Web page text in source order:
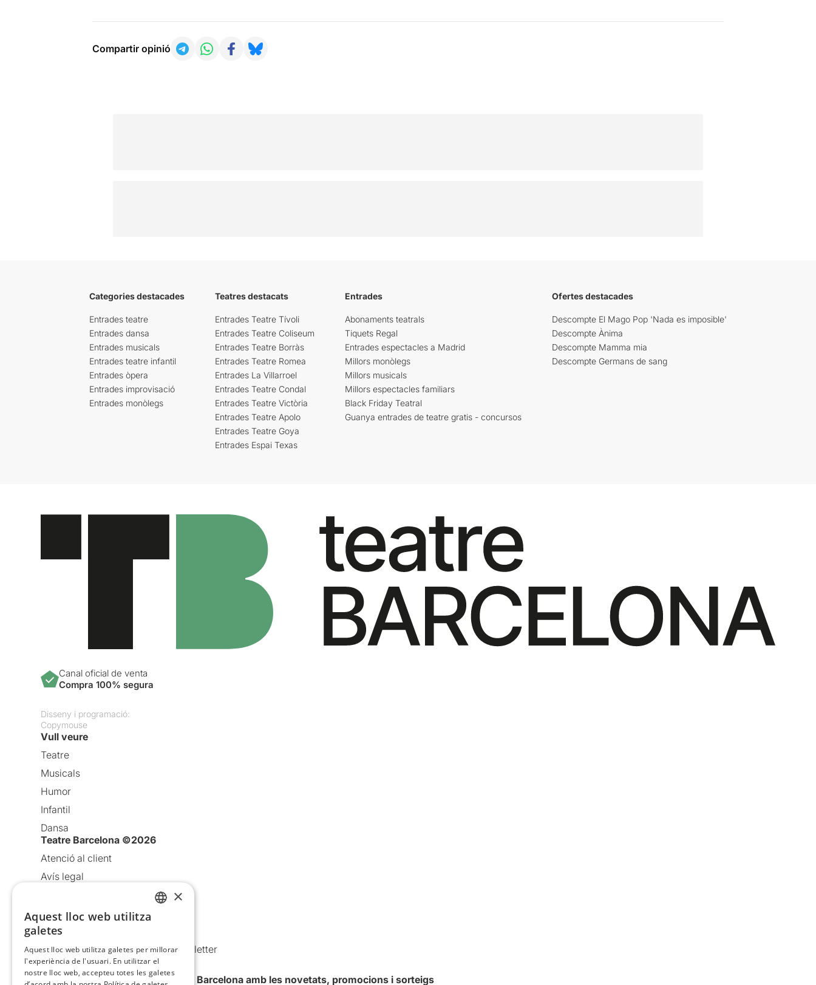
Compartir opinió
Categories destacades
Entrades teatre
Entrades dansa
Entrades musicals
Entrades teatre infantil
Entrades òpera
Entrades improvisació
Entrades monòlegs
Teatres destacats
Entrades Teatre Tívoli
Entrades Teatre Coliseum
Entrades Teatre Borràs
Entrades Teatre Romea
Entrades La Villarroel
Entrades Teatre Condal
Entrades Teatre Victòria
Entrades Teatre Apolo
Entrades Teatre Goya
Entrades Espai Texas
Entrades
Abonaments teatrals
Tiquets Regal
Entrades espectacles a Madrid
Millors monòlegs
Millors musicals
Millors espectacles familiars
Black Friday Teatral
Guanya entrades de teatre gratis - concursos
Ofertes destacades
Descompte El Mago Pop 'Nada es imposible'
Descompte Ànima
Descompte Mamma mia
Descompte Germans de sang
Canal oficial de venta
Compra 100% segura
Disseny i programació:
Copymouse
Vull veure
Teatre
Musicals
Humor
Infantil
Dansa
Teatre Barcelona ©2026
Atenció al client
Avís legal
Política de cookies
Condicions d’ús
Comunicacions comercials i Newsletter
Anuncia’t
Vull rebre la newsletter de Teatre Barcelona amb les novetats, promocions i sorteigs
×
Aquest lloc web utilitza
galetes
Aquest lloc web utilitza galetes per millorar
l'experiència de l'usuari. En utilitzar el
nostre lloc web, accepteu totes les galetes